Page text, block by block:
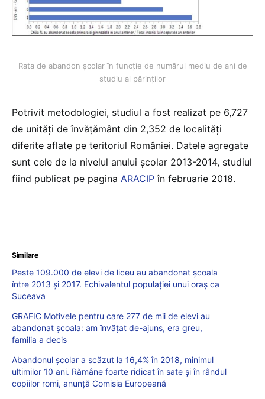
Rata de abandon școlar în funcție de numărul mediu de ani de
studiu al părinților
Potrivit metodologiei, studiul a fost realizat pe 6,727
de unități de învățământ din 2,352 de localități
diferite aflate pe teritoriul României. Datele agregate
sunt cele de la nivelul anului școlar 2013-2014, studiul
fiind publicat pe pagina ARACIP în februarie 2018.
Similare
Peste 109.000 de elevi de liceu au abandonat școala
între 2013 și 2017. Echivalentul populației unui oraș ca
Suceava
GRAFIC Motivele pentru care 277 de mii de elevi au
abandonat școala: am învățat de-ajuns, era greu,
familia a decis
Abandonul școlar a scăzut la 16,4% în 2018, minimul
ultimilor 10 ani. Rămâne foarte ridicat în sate și în rândul
copiilor romi, anunță Comisia Europeană